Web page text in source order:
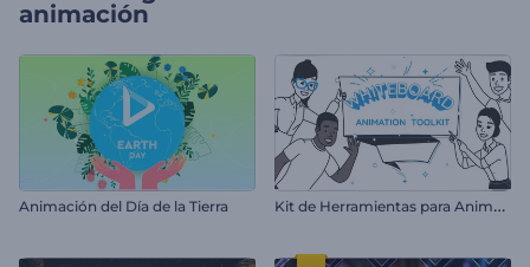
animación
Animación del Día de la Tierra K
it de Herramientas para Animación de Pizarra